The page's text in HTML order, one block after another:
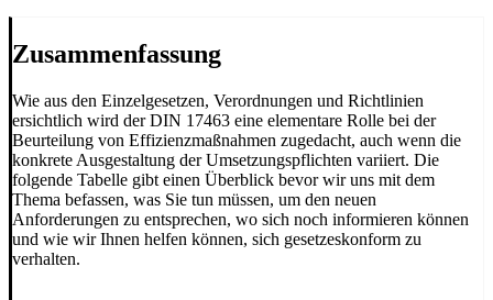
Zusammenfassung
Wie aus den Einzelgesetzen, Verordnungen und Richtlinien
ersichtlich wird der DIN 17463 eine elementare Rolle bei der
Beurteilung von Effizienzmaßnahmen zugedacht, auch wenn die
konkrete Ausgestaltung der Umsetzungspflichten variiert. Die
folgende Tabelle gibt einen Überblick bevor wir uns mit dem
Thema befassen, was Sie tun müssen, um den neuen
Anforderungen zu entsprechen, wo sich noch informieren können
und wie wir Ihnen helfen können, sich gesetzeskonform zu
verhalten.